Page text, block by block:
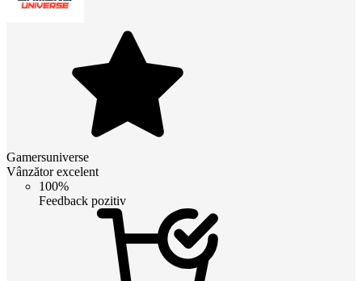
Gamersuniverse
Vânzător excelent
100%
Feedback pozitiv